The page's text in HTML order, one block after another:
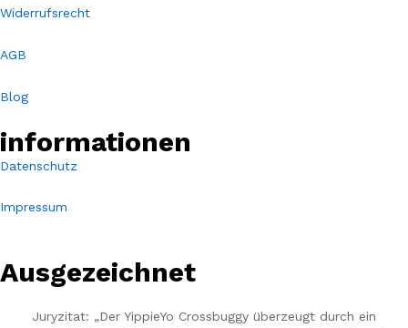
Widerrufsrecht
AGB
Blog
informationen
Datenschutz
Impressum
Ausgezeichnet
Juryzitat: „Der YippieYo Crossbuggy überzeugt durch ein